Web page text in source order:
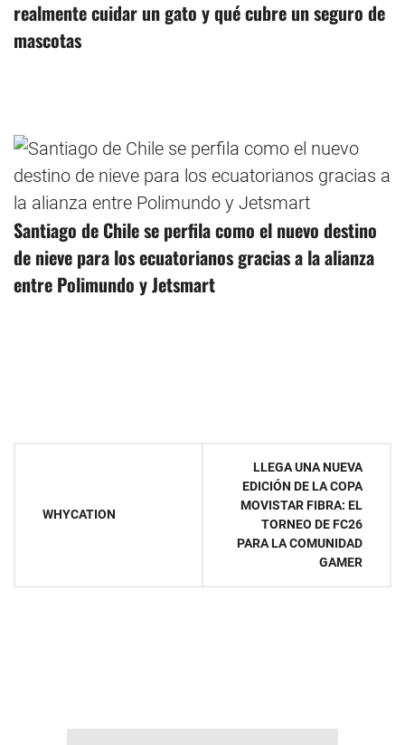
realmente cuidar un gato y qué cubre un seguro de
mascotas
Santiago de Chile se perfila como el nuevo destino
de nieve para los ecuatorianos gracias a la alianza
entre Polimundo y Jetsmart
WHYCATION
LLEGA UNA NUEVA
EDICIÓN DE LA COPA
MOVISTAR FIBRA: EL
TORNEO DE FC26
PARA LA COMUNIDAD
GAMER